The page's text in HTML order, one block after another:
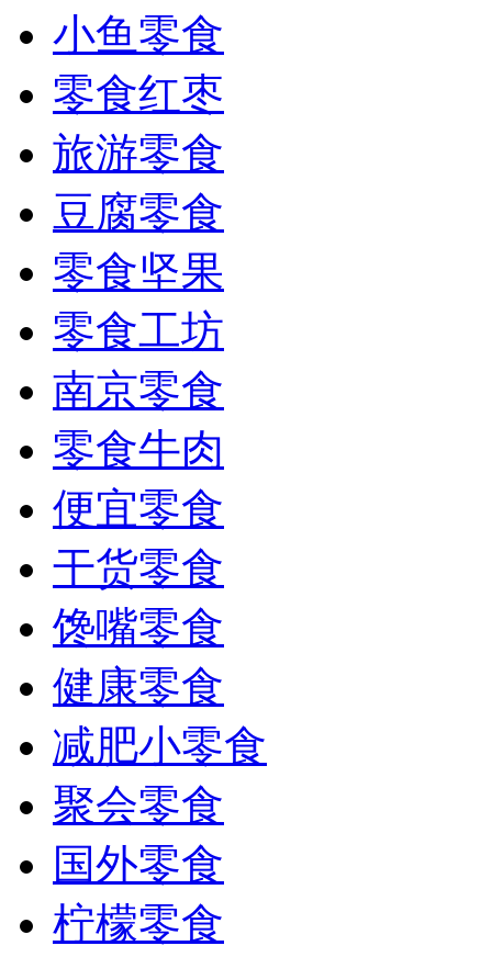
小鱼零食
零食红枣
旅游零食
豆腐零食
零食坚果
零食工坊
南京零食
零食牛肉
便宜零食
干货零食
馋嘴零食
健康零食
减肥小零食
聚会零食
国外零食
柠檬零食